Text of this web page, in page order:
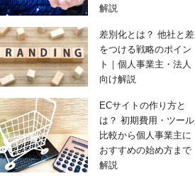
解説
差別化とは？ 他社と差
をつける戦略のポイン
ト｜個人事業主・法人
向け解説
ECサイトの作り方と
は？ 初期費用・ツール
比較から個人事業主に
おすすめの始め方まで
解説